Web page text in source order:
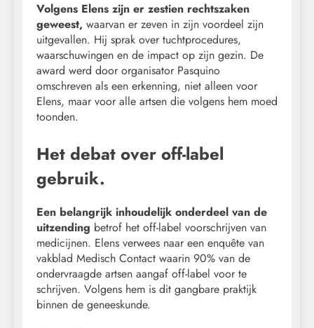
Volgens Elens zijn er zestien rechtszaken
geweest, waarvan er zeven in zijn voordeel zijn
uitgevallen. Hij sprak over tuchtprocedures,
waarschuwingen en de impact op zijn gezin. De
award werd door organisator Pasquino
omschreven als een erkenning, niet alleen voor
Elens, maar voor alle artsen die volgens hem moed
toonden.
Het debat over off-label
gebruik.
Een belangrijk inhoudelijk onderdeel van de
uitzending betrof het off-label voorschrijven van
medicijnen. Elens verwees naar een enquête van
vakblad Medisch Contact waarin 90% van de
ondervraagde artsen aangaf off-label voor te
schrijven. Volgens hem is dit gangbare praktijk
binnen de geneeskunde.